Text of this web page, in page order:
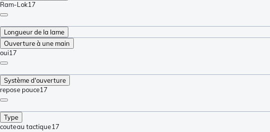
Ram-Lok17
Longueur de la lame
Ouverture à une main
oui17
Système d'ouverture
repose pouce17
Type
couteau tactique17